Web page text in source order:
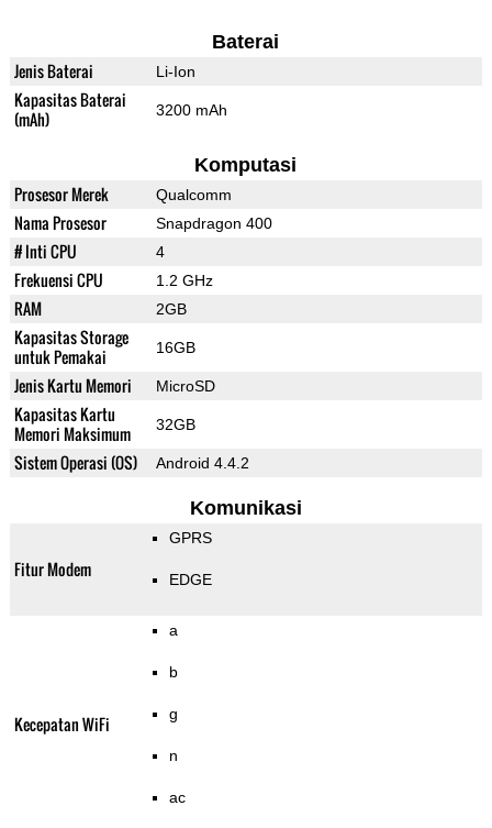
Baterai
Jenis Baterai Li-Ion
Kapasitas Baterai
(mAh)
3200 mAh
Komputasi
Prosesor Merek Qualcomm
Nama Prosesor Snapdragon 400
# Inti CPU 4
Frekuensi CPU 1.2 GHz
RAM 2GB
Kapasitas Storage
untuk Pemakai
16GB
Jenis Kartu Memori MicroSD
Kapasitas Kartu
Memori Maksimum
32GB
Sistem Operasi (OS) Android 4.4.2
Komunikasi
Fitur Modem
GPRS
EDGE
Kecepatan WiFi
a
b
g
n
ac